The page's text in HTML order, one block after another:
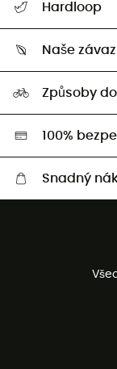
Vrácení zboží a
Hardloop
Naši Ambasadoři
Naše
HardGreen
Způsoby
100%
Snadný
Bezplatná